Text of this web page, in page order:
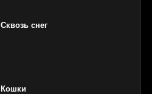
Сквозь снег
Кошки